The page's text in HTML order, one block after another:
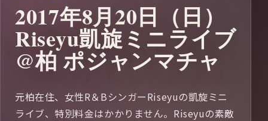
2017年8月20日（日）
Riseyu凱旋ミニライブ
@柏 ポジャンマチャ
元柏在住、女性R＆BシンガーRiseyuの凱旋ミニ
ライブ、特別料金はかかりません。Riseyuの素敵